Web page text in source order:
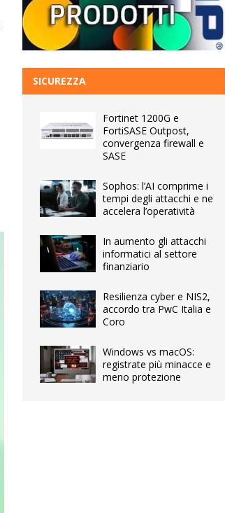
SICUREZZA
Fortinet 1200G e
FortiSASE Outpost,
convergenza firewall e
SASE
Sophos: l’AI comprime i
tempi degli attacchi e ne
accelera l’operatività
In aumento gli attacchi
informatici al settore
finanziario
Resilienza cyber e NIS2,
accordo tra PwC Italia e
Coro
Windows vs macOS:
registrate più minacce e
meno protezione